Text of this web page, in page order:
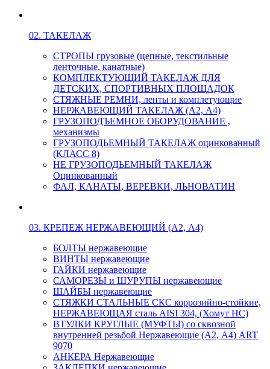
02. ТАКЕЛАЖ
СТРОПЫ грузовые (цепные, текстильные
ленточные, канатные)
КОМПЛЕКТУЮЩИЙ ТАКЕЛАЖ ДЛЯ
ДЕТСКИХ, СПОРТИВНЫХ ПЛОЩАДОК
СТЯЖНЫЕ РЕМНИ, ленты и комплетующие
НЕРЖАВЕЮЩИЙ ТАКЕЛАЖ (А2, А4)
ГРУЗОПОДЪЕМНОЕ ОБОРУДОВАНИЕ ,
механизмы
ГРУЗОПОДЬЕМНЫЙ ТАКЕЛАЖ оцинкованный
(КЛАСС 8)
НЕ ГРУЗОПОДЬЕМНЫЙ ТАКЕЛАЖ
Оцинкованный
ФАЛ, КАНАТЫ, ВЕРЕВКИ, ЛЬНОВАТИН
03. КРЕПЕЖ НЕРЖАВЕЮЩИЙ (А2, А4)
БОЛТЫ нержавеющие
ВИНТЫ нержавеющие
ГАЙКИ нержавеющие
САМОРЕЗЫ и ШУРУПЫ нержавеющие
ШАЙБЫ нержавеющие
СТЯЖКИ СТАЛЬНЫЕ СКС коррозийно-стойкие,
НЕРЖАВЕЮЩАЯ сталь AISI 304, (Хомут НС)
ВТУЛКИ КРУГЛЫЕ (МУФТЫ) со сквозной
внутренней резьбой Нержавеющие (А2, А4) ART
9070
АНКЕРА Нержавеющие